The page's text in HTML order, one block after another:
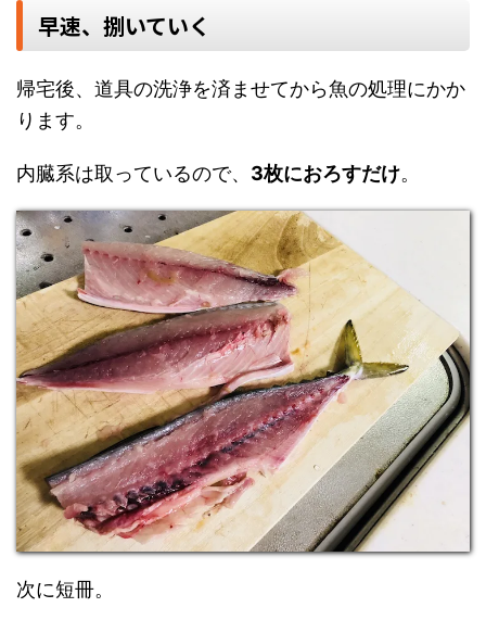
早速、捌いていく
帰宅後、道具の洗浄を済ませてから魚の処理にかか
ります。
内臓系は取っているので、 3枚におろすだけ。
次に短冊。